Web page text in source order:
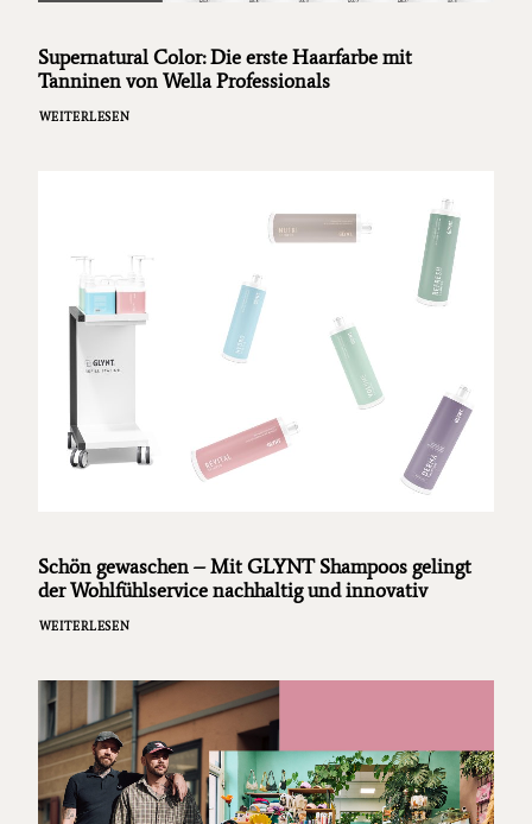
Supernatural Color: Die erste Haarfarbe mit
Tanninen von Wella Professionals
WEITERLESEN
Schön gewaschen – Mit GLYNT Shampoos gelingt
der Wohlfühlservice nachhaltig und innovativ
WEITERLESEN